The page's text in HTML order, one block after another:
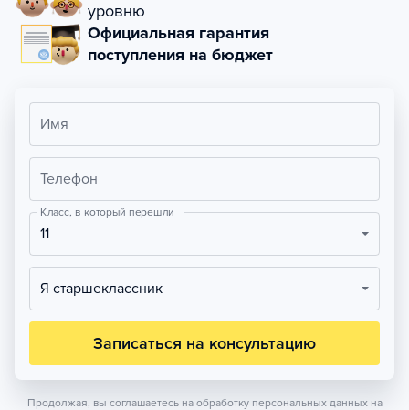
уровню
Официальная гарантия
поступления на бюджет
Имя
Телефон
Класс, в который перешли
11
Я старшеклассник
Записаться на консультацию
Продолжая, вы соглашаетесь на обработку персональных данных на